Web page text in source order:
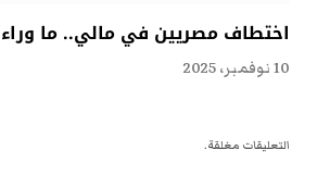
اختطاف مصريين في مالي.. ما
10 نوفمبر، 2025
التعليقات مغلقة.